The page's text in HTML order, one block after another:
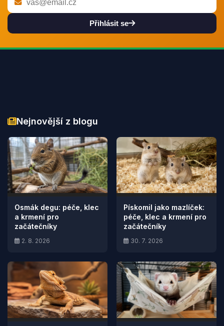
Přihlásit se
Nejnovější z blogu
Osmák degu: péče, klec
a krmení pro
začátečníky
2. 8. 2026
Pískomil jako mazlíček:
péče, klec a krmení pro
začátečníky
30. 7. 2026